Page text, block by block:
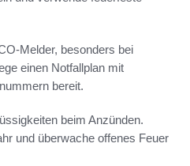
Melder, besonders bei
einen Notfallplan mit
bereit.
beim Anzünden.
und überwache offenes Feuer